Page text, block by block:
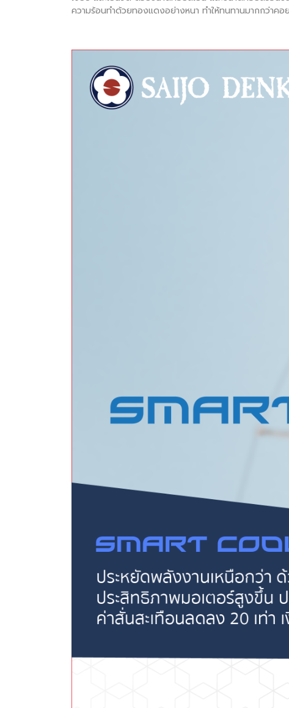
ความร้อนทำด้วยทองแดงอย่างหนา ทำให้ทนทานมากกว่าคอ